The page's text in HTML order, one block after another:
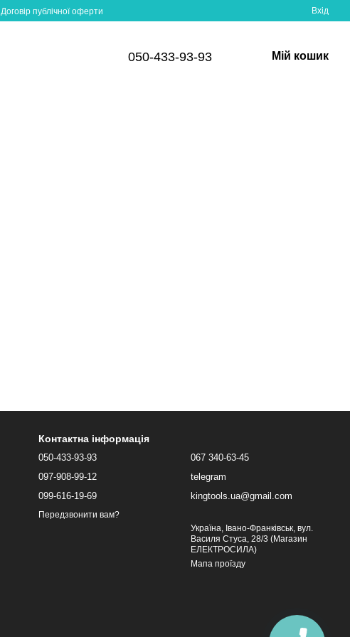
Договір публічної оферти Вхід
050-433-93-93 Мій кошик
Контактна інформація
050-433-93-93
097-908-99-12
099-616-19-69
Передзвонити вам?
067 340-63-45
telegram
kingtools.ua@gmail.com
Україна, Івано-Франківськ, вул.
Василя Стуса, 28/3 (Магазин
ЕЛЕКТРОСИЛА)
Мапа проїзду